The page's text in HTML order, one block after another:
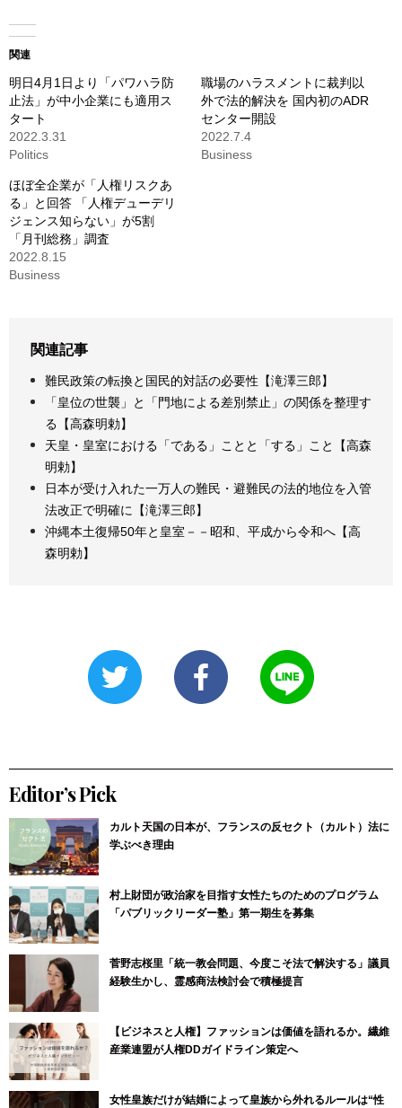
関連
明日4月1日より「パワハラ防
止法」が中小企業にも適用ス
タート
2022.3.31
Politics
職場のハラスメントに裁判以
外で法的解決を 国内初のADR
センター開設
2022.7.4
Business
ほぼ全企業が「人権リスクあ
る」と回答 「人権デューデリ
ジェンス知らない」が5割
「月刊総務」調査
2022.8.15
Business
関連記事
難民政策の転換と国民的対話の必要性【滝澤三郎】
「皇位の世襲」と「門地による差別禁止」の関係を整理す
る【高森明勅】
天皇・皇室における「である」ことと「する」こと【高森
明勅】
日本が受け入れた一万人の難民・避難民の法的地位を入管
法改正で明確に【滝澤三郎】
沖縄本土復帰50年と皇室－－昭和、平成から令和へ【高
森明勅】
Editor’s Pick
カルト天国の日本が、フランスの反セクト（カルト）法に
学ぶべき理由
村上財団が政治家を目指す女性たちのためのプログラム
「パブリックリーダー塾」第一期生を募集
菅野志桜里「統一教会問題、今度こそ法で解決する」議員
経験生かし、霊感商法検討会で積極提言
【ビジネスと人権】ファッションは価値を語れるか。繊維
産業連盟が人権DDガイドライン策定へ
女性皇族だけが結婚によって皇族から外れるルールは“性